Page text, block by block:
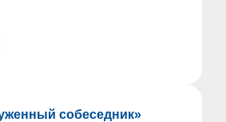
собеседник»